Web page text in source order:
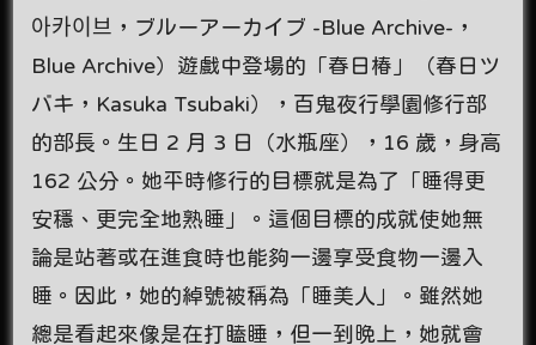
아카이브，ブルーアーカイブ -Blue Archive-，
Blue Archive）遊戲中登場的「春日椿」（春日ツ
バキ，Kasuka Tsubaki），百鬼夜行學園修行部
的部長。生日 2 月 3 日（水瓶座），16 歲，身高
162 公分。她平時修行的目標就是為了「睡得更
安穩、更完全地熟睡」。這個目標的成就使她無
論是站著或在進食時也能夠一邊享受食物一邊入
睡。因此，她的綽號被稱為「睡美人」。雖然她
總是看起來像是在打瞌睡，但一到晚上，她就會